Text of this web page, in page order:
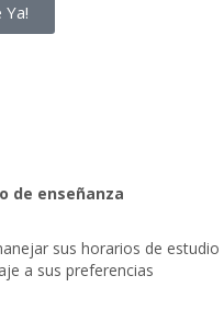
de enseñanza
sus horarios de estudio
a sus preferencias